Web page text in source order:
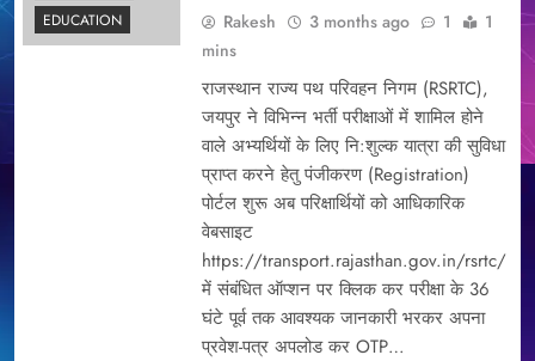
EDUCATION
Rakesh 3 months ago 1
1
mins
राजस्थान राज्य पथ परिवहन निगम (RSRTC),
जयपुर ने विभिन्न भर्ती परीक्षाओं में शामिल होने
वाले अभ्यर्थियों के लिए नि:शुल्क यात्रा की सुविधा
प्राप्त करने हेतु पंजीकरण (Registration)
पोर्टल शुरू अब परिक्षार्थियों को आधिकारिक
वेबसाइट
https://transport.rajasthan.gov.in/rsrtc/
में संबंधित ऑप्शन पर क्लिक कर परीक्षा के 36
घंटे पूर्व तक आवश्यक जानकारी भरकर अपना
प्रवेश-पत्र अपलोड कर OTP…